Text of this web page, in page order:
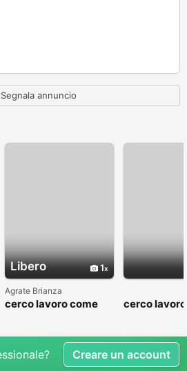
Segnala annuncio
Libero 1
Agrate Brianza
cerco lavoro come
cerco
Creare un account